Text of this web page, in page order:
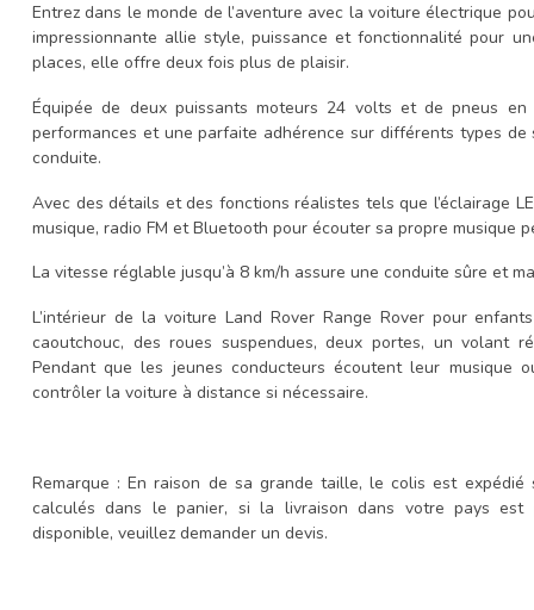
Entrez dans le monde de l’aventure avec la voiture électrique
impressionnante allie style, puissance et fonctionnalité pour
places, elle offre deux fois plus de plaisir.
Équipée de deux puissants moteurs 24 volts et de pneus en
performances et une parfaite adhérence sur différents types
conduite.
Avec des détails et des fonctions réalistes tels que l’éclairage
musique, radio FM et Bluetooth pour écouter sa propre musique
La vitesse réglable jusqu’à 8 km/h assure une conduite sûre et
L’intérieur de la voiture Land Rover Range Rover pour
caoutchouc, des roues suspendues, deux portes, un volant
Pendant que les jeunes conducteurs écoutent leur musique
contrôler la voiture à distance si nécessaire.
Remarque : En raison de sa grande taille, le colis est
calculés dans le panier, si la livraison dans votre pays est
disponible, veuillez demander un devis.